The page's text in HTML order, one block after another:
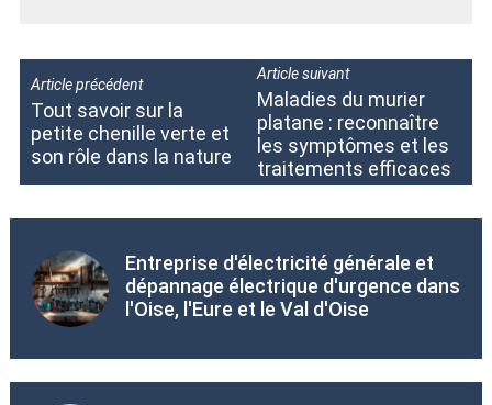
Article précédent
Tout savoir sur la
petite chenille verte et
son rôle dans la nature
Article suivant
Maladies du murier
platane : reconnaître
les symptômes et les
traitements efficaces
Entreprise d'électricité générale et
dépannage électrique d'urgence dans
l'Oise, l'Eure et le Val d'Oise